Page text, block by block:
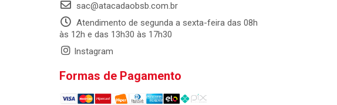
sac@atacadaobsb.com.br
Atendimento de segunda a sexta-feira das 08h
às 12h e das 13h30 às 17h30
Instagram
Formas de Pagamento